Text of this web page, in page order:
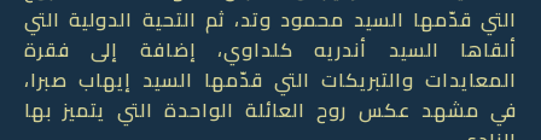
التي قدّمها السيد محمود وتد، ثم التحية الدولية التي
ألقاها السيد أندريه كلداوي، إضافة إلى فقرة
المعايدات والتبريكات التي قدّمها السيد إيهاب صبرا،
في مشهد عكس روح العائلة الواحدة التي يتميز بها